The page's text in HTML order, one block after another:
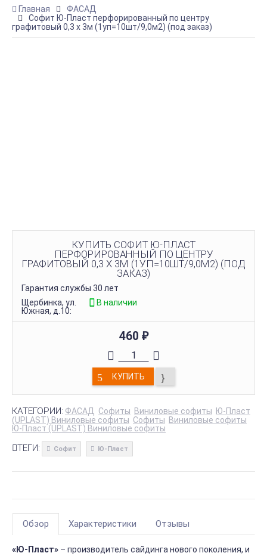
Главная
ФАСАД
Софит Ю-Пласт перфорированный по центру
графитовый 0,3 х 3м (1уп=10шт/9,0м2) (под заказ)
КУПИТЬ СОФИТ Ю-ПЛАСТ
ПЕРФОРИРОВАННЫЙ ПО ЦЕНТРУ
ГРАФИТОВЫЙ 0,3 Х 3М (1УП=10ШТ/9,0М2) (ПОД
ЗАКАЗ)
Гарантия службы 30 лет
Щербинка, ул.
Южная, д.10:
В наличии
460 ₽
КУПИТЬ
КАТЕГОРИИ: ФАСАД Софиты Виниловые софиты Ю-Пласт
(UPLAST) Виниловые софиты Софиты Виниловые софиты
Ю-Пласт (UPLAST) Виниловые софиты
ТЕГИ: Софит Ю-Пласт
Обзор Характеристики Отзывы
«Ю-Пласт» – производитель сайдинга нового поколения, и